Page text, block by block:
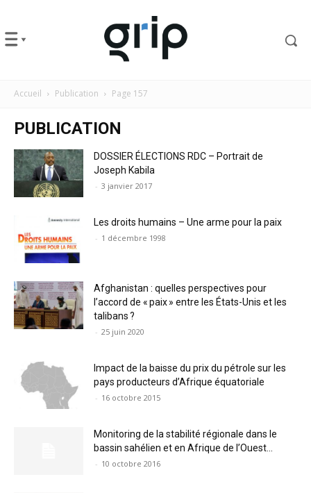
Accueil Publication Page 157
PUBLICATION
DOSSIER ÉLECTIONS RDC – Portrait de
Joseph Kabila
- 3 janvier 2017
Les droits humains – Une arme pour la paix
- 1 décembre 1998
Afghanistan : quelles perspectives pour
l’accord de « paix » entre les États-Unis et les
talibans ?
- 25 juin 2020
Impact de la baisse du prix du pétrole sur les
pays producteurs d’Afrique équatoriale
- 16 octobre 2015
Monitoring de la stabilité régionale dans le
bassin sahélien et en Afrique de l’Ouest...
- 10 octobre 2016